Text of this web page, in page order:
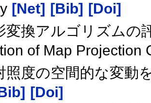
[Net] [Bib]
[Doi]
変換アルゴリズムの
of Map Projection
照度の空間的な変動
[Doi]